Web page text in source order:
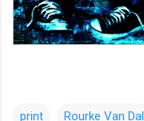
print Rourke Van Dal